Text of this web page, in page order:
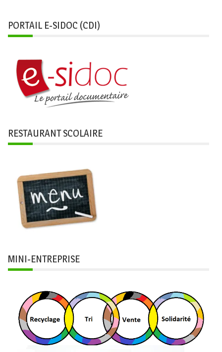
PORTAIL E-SIDOC (CDI)
RESTAURANT SCOLAIRE
MINI-ENTREPRISE